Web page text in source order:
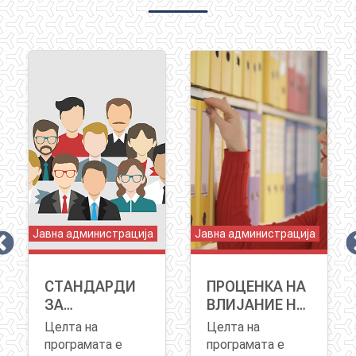
Јавна администрација
СТАНДАРДИ
ЗА
УПРАВУВАЊЕ
СО ЧОВЕЧКИ
Целта на
програмата е
Јавна администрација
ПРОЦЕНКА НА
ВЛИЈАНИЕ НА
РЕГУЛАТИВАТА
- ПВР
Целта на
програмата е